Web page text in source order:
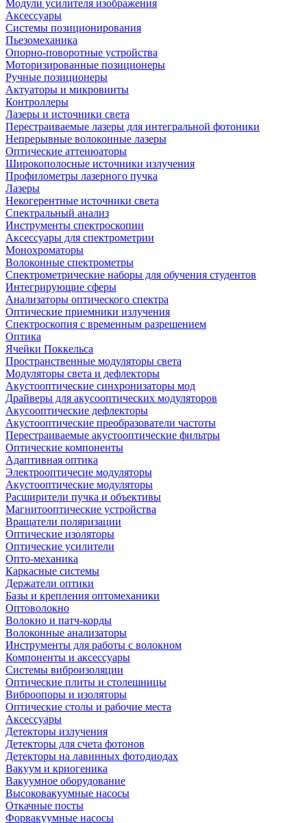
Модули усилителя изображения
Аксессуары
Системы позиционирования
Пьезомеханика
Опорно-поворотные устройства
Моторизированные позиционеры
Ручные позиционеры
Актуаторы и микровинты
Контроллеры
Лазеры и источники света
Перестраиваемые лазеры для интегральной фотоники
Непрерывные волоконные лазеры
Оптические аттенюаторы
Широкополосные источники излучения
Профилометры лазерного пучка
Лазеры
Некогерентные источники света
Спектральный анализ
Инструменты спектроскопии
Аксессуары для спектрометрии
Монохроматоры
Волоконные спектрометры
Спектрометрические наборы для обучения студентов
Интегрирующие сферы
Анализаторы оптического спектра
Оптические приемники излучения
Спектроскопия с временным разрешением
Оптика
Ячейки Поккельса
Пространственные модуляторы света
Модуляторы света и дефлекторы
Акустооптические синхронизаторы мод
Драйверы для акусооптических модуляторов
Акусооптические дефлекторы
Акустооптические преобразователи частоты
Перестраиваемые акустооптические фильтры
Оптические компоненты
Адаптивная оптика
Электрооптичесие модуляторы
Акустооптические модуляторы
Расширители пучка и объективы
Магнитооптические устройства
Вращатели поляризации
Оптические изоляторы
Оптические усилители
Опто-механика
Каркасные системы
Держатели оптики
Базы и крепления оптомеханики
Оптоволокно
Волокно и патч-корды
Волоконные анализаторы
Инструменты для работы с волокном
Компоненты и аксессуары
Системы виброизоляции
Оптические плиты и столешницы
Виброопоры и изоляторы
Оптические столы и рабочие места
Аксессуары
Детекторы излучения
Детекторы для счета фотонов
Детекторы на лавинных фотодиодах
Вакуум и криогеника
Вакуумное оборудование
Высоковакуумные насосы
Откачные посты
Форвакуумные насосы